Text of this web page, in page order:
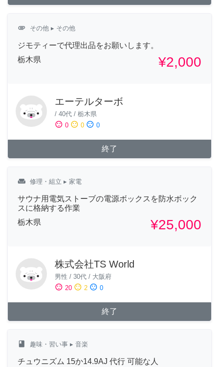
attachment その他 ▸ その他
ジモティーで代理出品をお願いします。
栃木県
¥2,000
エーテルターボ
/ 40代 / 栃木県
sentiment_satisfied 0 sentiment_neutral 0 sentiment_dissatisfied 0
終了
weekend 修理・組立 ▸ 家電
サウナ用電気ストーブの電源ボックスを防水ボック
スに格納する作業
栃木県
¥25,000
株式会社TS World
男性 / 30代 / 大阪府
sentiment_satisfied 20 sentiment_neutral 2 sentiment_dissatisfied 0
終了
class 趣味・習い事 ▸ 音楽
チュウニズム 15か14.9AJ 代行 可能な人